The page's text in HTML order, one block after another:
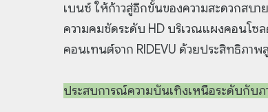
เบนซ์ ให้ก้าวสู่อีกขั้นของความสะดวกสบ
ความคมชัดระดับ HD บริเวณแผงคอนโซ
คอนเทนต์จาก RIDEVU ด้วยประสิทธิภาพ
ประสบการณ์ความบันเทิงเหนือระดับกับ